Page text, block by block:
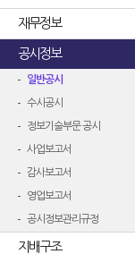
재무정보
공시정보
일반공시
수시공시
정보기술부문 공시
사업보고서
감사보고서
영업보고서
공시정보관리규정
지배구조